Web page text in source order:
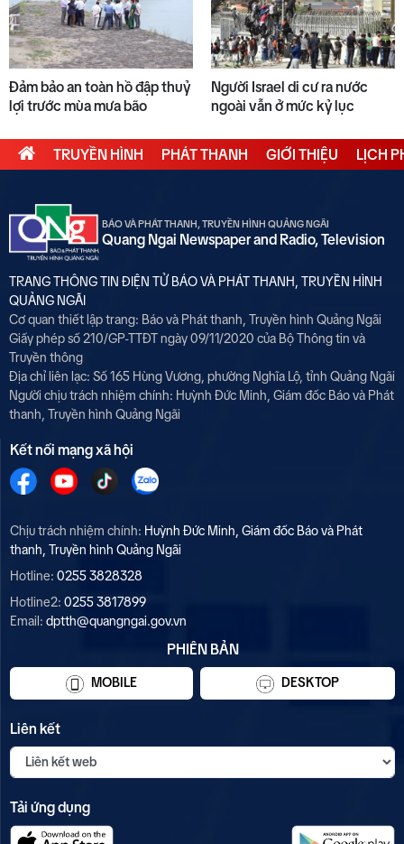
Đảm bảo an toàn hồ đập thuỷ
lợi trước mùa mưa bão
Người Israel di cư ra nước
ngoài vẫn ở mức kỷ lục
TRUYỀN HÌNH PHÁT THANH GIỚI THIỆU LỊCH
BÁO VÀ PHÁT THANH, TRUYỀN HÌNH QUẢNG NGÃI
Quang Ngai Newspaper and Radio, Television
TRANG THÔNG TIN ĐIỆN TỬ BÁO VÀ PHÁT THANH, TRUYỀN HÌNH
QUẢNG NGÃI
Cơ quan thiết lập trang: Báo và Phát thanh, Truyền hình Quảng Ngãi
Giấy phép số 210/GP-TTĐT ngày 09/11/2020 của Bộ Thông tin và
Truyền thông
Địa chỉ liên lạc: Số 165 Hùng Vương, phường Nghĩa Lộ, tỉnh Quảng Ngãi
Người chịu trách nhiệm chính: Huỳnh Đức Minh, Giám đốc Báo và Phát
thanh, Truyền hình Quảng Ngãi
Kết nối mạng xã hội
Chịu trách nhiệm chính: Huỳnh Đức Minh, Giám đốc Báo và Phát
thanh, Truyền hình Quảng Ngãi
Hotline: 0255 3828328
Hotline2: 0255 3817899
Email: dptth@quangngai.gov.vn
PHIÊN BẢN
MOBILE DESKTOP
Liên kết
Tải ứng dụng